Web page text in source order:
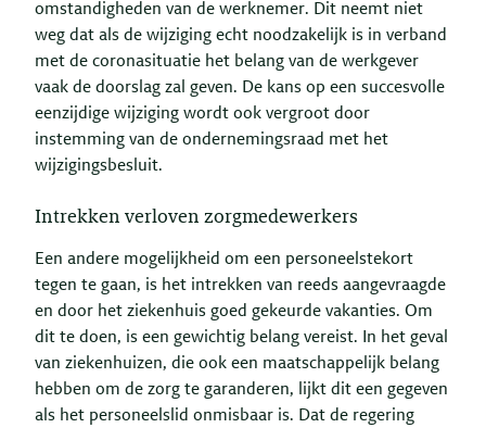
omstandigheden van de werknemer. Dit neemt niet
weg dat als de wijziging echt noodzakelijk is in verband
met de coronasituatie het belang van de werkgever
vaak de doorslag zal geven. De kans op een succesvolle
eenzijdige wijziging wordt ook vergroot door
instemming van de ondernemingsraad met het
wijzigingsbesluit.
Intrekken verloven zorgmedewerkers
Een andere mogelijkheid om een personeelstekort
tegen te gaan, is het intrekken van reeds aangevraagde
en door het ziekenhuis goed gekeurde vakanties. Om
dit te doen, is een gewichtig belang vereist. In het geval
van ziekenhuizen, die ook een maatschappelijk belang
hebben om de zorg te garanderen, lijkt dit een gegeven
als het personeelslid onmisbaar is. Dat de regering